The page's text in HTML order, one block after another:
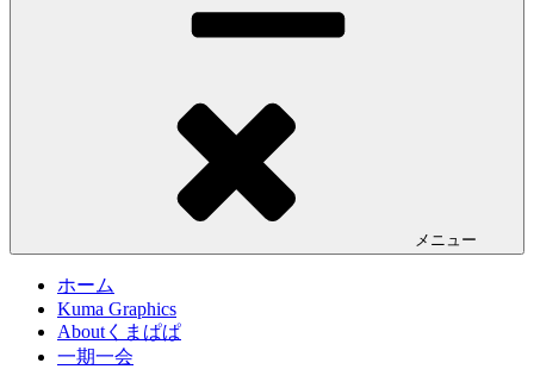
メニュー
ホーム
Kuma Graphics
Aboutくまぱぱ
一期一会